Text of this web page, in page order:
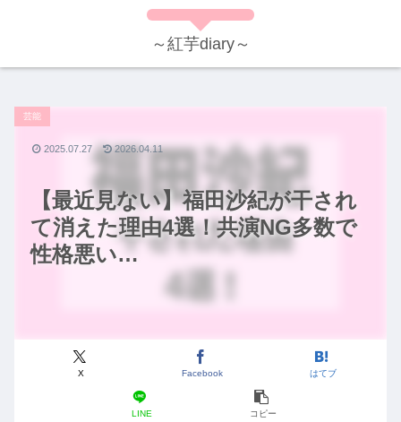
～紅芋diary～
【最近見ない】福田沙紀が干され
て消えた理由4選！共演NG多数で
性格悪い…
芸能
X Facebook はてブ
LINE コピー
2025.07.27 2026.04.11